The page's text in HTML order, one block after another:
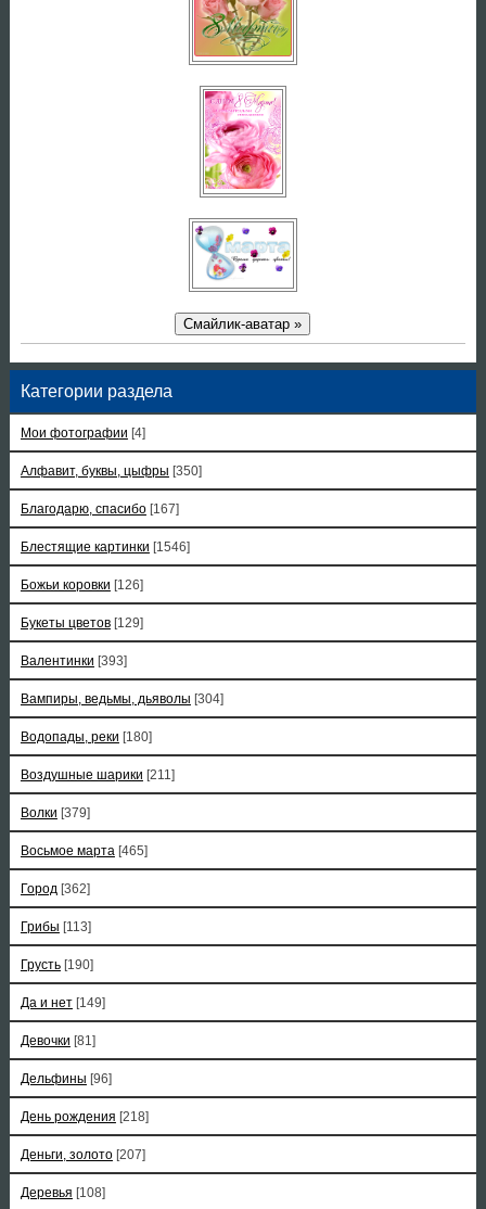
Смайлик-аватар »
Категории раздела
Мои фотографии [4]
Алфавит, буквы, цыфры [350]
Благодарю, спасибо [167]
Блестящие картинки [1546]
Божьи коровки [126]
Букеты цветов [129]
Валентинки [393]
Вампиры, ведьмы, дьяволы [304]
Водопады, реки [180]
Воздушные шарики [211]
Волки [379]
Восьмое марта [465]
Город [362]
Грибы [113]
Грусть [190]
Да и нет [149]
Девочки [81]
Дельфины [96]
День рождения [218]
Деньги, золото [207]
Деревья [108]